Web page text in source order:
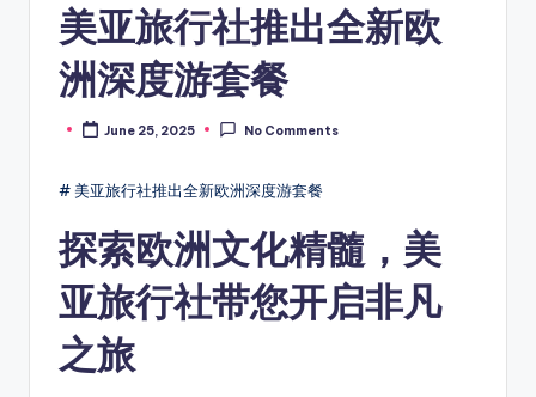
美亚旅行社推出全新欧
洲深度游套餐
PostedJune 25, 2025 No Comments
# 美亚旅行社推出全新欧洲深度游套餐
探索欧洲文化精髓，美
亚旅行社带您开启非凡
之旅